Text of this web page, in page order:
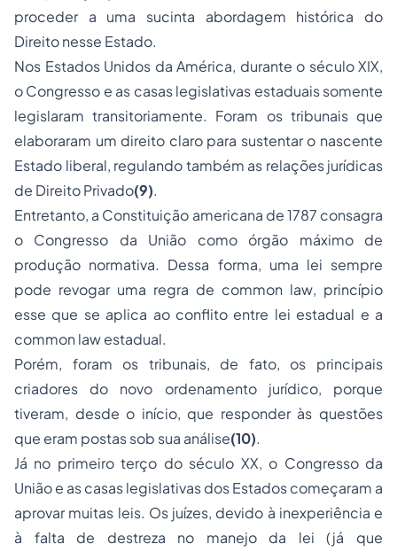
proceder a uma sucinta abordagem histórica do
Direito nesse Estado.
Nos Estados Unidos da América, durante o século XIX,
o Congresso e as casas legislativas estaduais somente
legislaram transitoriamente. Foram os tribunais que
elaboraram um direito claro para sustentar o nascente
Estado liberal, regulando também as relações jurídicas
de Direito Privado(9).
Entretanto, a Constituição americana de 1787 consagra
o Congresso da União como órgão máximo de
produção normativa. Dessa forma, uma lei sempre
pode revogar uma regra de common law, princípio
esse que se aplica ao conflito entre lei estadual e a
common lawestadual.
Porém, foram os tribunais, de fato, os principais
criadores do novo ordenamento jurídico, porque
tiveram, desde o início, que responder às questões
que eram postas sob sua análise(10).
Já no primeiro terço do século XX, o Congresso da
União e as casas legislativas dos Estados começaram a
aprovar muitas leis. Os juízes, devido à inexperiência e
à falta de destreza no manejo da lei (já que